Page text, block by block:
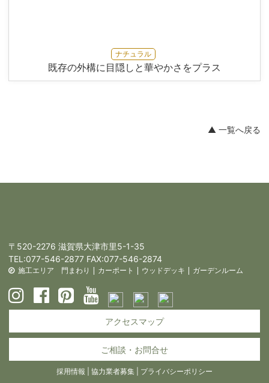
ナチュラル
既存の外構に目隠しと華やかさをプラス
▲ 一覧へ戻る
〒520-2276 滋賀県大津市里5-1-35
TEL:077-546-2877 FAX:077-546-2874
施工エリア 門まわり | カーポート | ウッドデッキ | ガーデンルーム
アクセスマップ
ご相談・お問合せ
採用情報 協力業者募集 プライバシーポリシー